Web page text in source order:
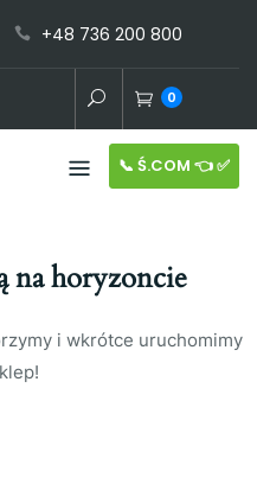
+48 736 200 800
0
📞 Ś.COM 👈 ✅️
na horyzoncie
i wkrótce uruchomimy